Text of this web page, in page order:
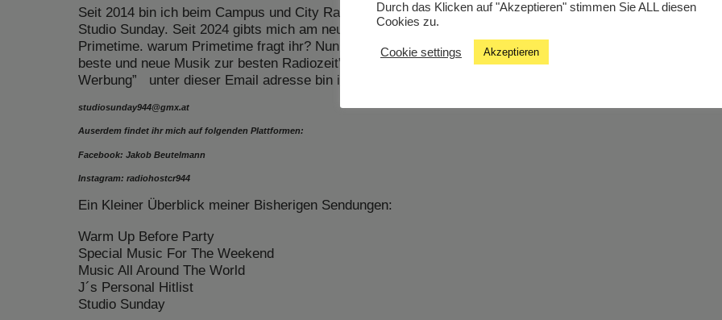
Seit 2014 bin ich beim Campus und City Radio Sankt Pölten und von 2019 bis 2024 moderierte ich die
Studio Sunday. Seit 2024 gibts mich am neuen Sendeplatz jeden Mittwoch von 20 bis 22 Uhr mit Studio
Primetime. warum Primetime fragt ihr? Nun dieser Begriff ist aus dem Bereich des Fernsehens.
beste und neue Musik zur besten Radiozeit” oder “wie ein zweistündiger Film halt nur für die Ohren und
Werbung” unter dieser Email adresse bin ich für Musikwünsche sowie für Studiogäste erreichbar:
studiosunday944@gmx.at
Auserdem findet ihr mich auf folgenden Plattformen:
Facebook: Jakob Beutelmann
Instagram: radiohostcr944
Ein Kleiner Überblick meiner Bisherigen Sendungen:
Warm Up Before Party
Special Music For The Weekend
Music All Around The World
J´s Personal Hitlist
Studio Sunday
Durch das Klicken auf "Akzeptieren" stimmen Sie ALL diesen
Cookies zu.
Cookie settings Akzeptieren